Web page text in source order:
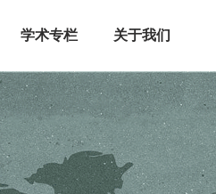
学术专栏 关于我们